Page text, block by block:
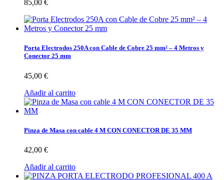
85,00 €
Porta Electrodos 250A con Cable de Cobre 25 mm² – 4 Metros y
Conector 25 mm
45,00 €
Añadir al carrito
Pinza de Masa con cable 4 M CON CONECTOR DE 35 MM
42,00 €
Añadir al carrito